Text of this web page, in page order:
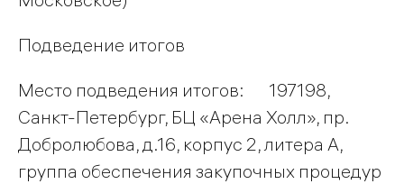
Подведение итогов
Место подведения итогов: 197198,
Санкт-Петербург, БЦ «Арена Холл», пр.
Добролюбова, д.16, корпус 2, литера А,
группа обеспечения закупочных процедур